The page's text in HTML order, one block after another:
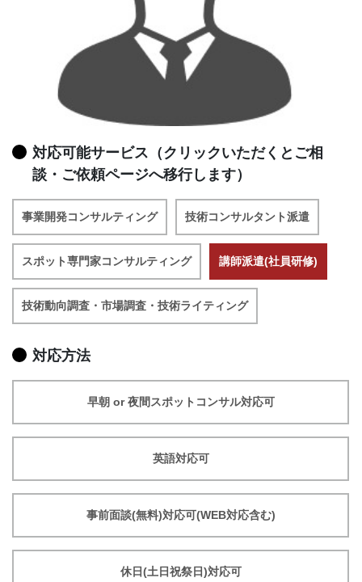
対応可能サービス（クリックいただくとご相
談・ご依頼ページへ移行します）
事業開発コンサルティング 技術コンサルタント派遣
スポット専門家コンサルティング 講師派遣(社員研修)
技術動向調査・市場調査・技術ライティング
対応方法
早朝 or 夜間スポットコンサル対応可
英語対応可
事前面談(無料)対応可(WEB対応含む)
休日(土日祝祭日)対応可